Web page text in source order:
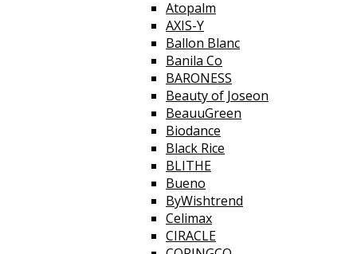
Atopalm
AXIS-Y
Ballon Blanc
Banila Co
BARONESS
Beauty of Joseon
BeauuGreen
Biodance
Black Rice
BLITHE
Bueno
ByWishtrend
Celimax
CIRACLE